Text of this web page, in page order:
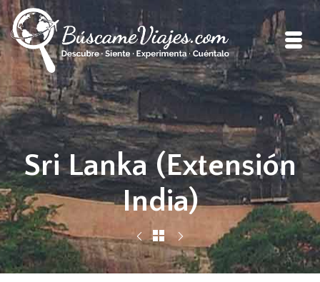
Sri Lanka (Extensión
India)